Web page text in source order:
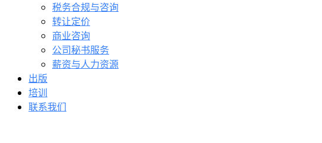
税务合规与咨询
转让定价
商业咨询
公司秘书服务
薪资与人力资源
出版
培训
联系我们